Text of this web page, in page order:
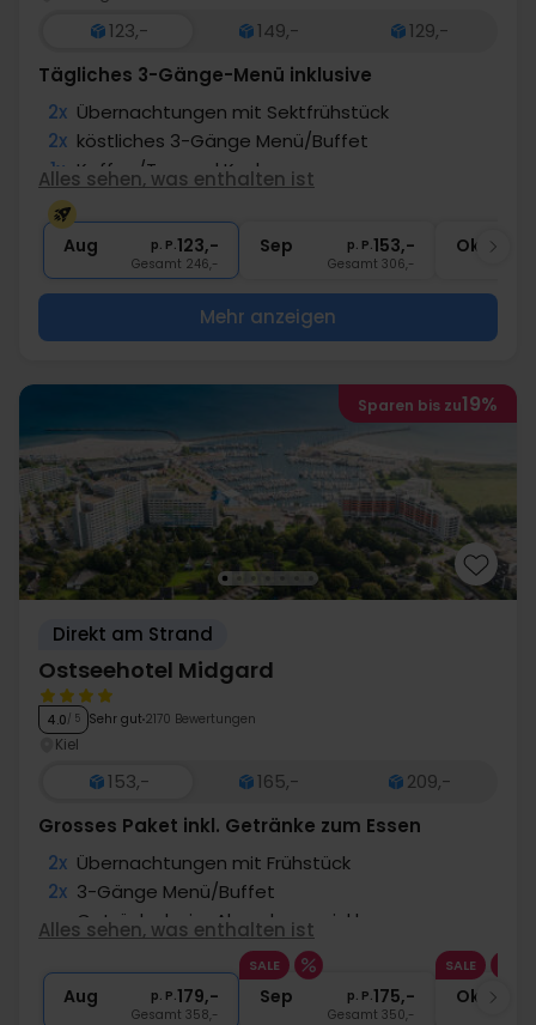
123,- 149,-
129,-
Tägliches 3-Gänge-Menü inklusive
2x Übernachtungen mit Sektfrühstück
2x köstliches 3-Gänge Menü/Buffet
1x Kaffee/Tee und Kuchen
1x
∞ Gratis Nutzung des Wellnessbereichs
Alles sehen, was enthalten ist
Aug p. P.123,-
Gesamt 246,-
Sep p. P.153,-
Gesamt 306,-
Okt
Mehr anzeigen
Sparen bis zu19%
Direkt am Strand
Ostseehotel Midgard
4.0/ 5 Sehr gut 2170 Bewertungen
Kiel
153,- 165,-
209,-
Grosses Paket inkl. Getränke zum Essen
2x Übernachtungen mit Frühstück
2x 3-Gänge Menü/Buffet
∞ Getränke beim Abendessen inkl.
Eintritt in die Erlebnis- & Freizeitwelt
∞ Gratis Internet und Parken
Alles sehen, was enthalten ist
Aug p. P.179,-
Gesamt 358,-
SALE
Sep p. P.175,-
Gesamt 350,-
SALE
Okt